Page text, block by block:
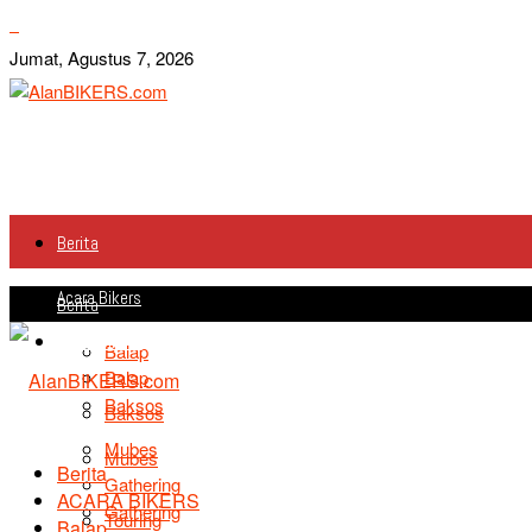
Jumat, Agustus 7, 2026
Berita
Acara Bikers
Balap
Baksos
Mubes
Gathering
Berita
Acara Bikers
Balap
Baksos
Mubes
Gathering
Touring
Berita
ACARA BIKERS